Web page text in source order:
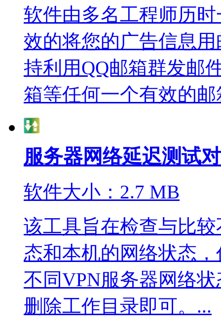
软件由多名工程师历
效的将您的广告信息
持利用QQ邮箱群发邮
箱等任何一个有效的
服务器网络延迟测试
软件大小：2.7 MB
该工具旨在检查与比
态和本机的网络状态
不同VPN服务器网络
删除工作目录即可。...